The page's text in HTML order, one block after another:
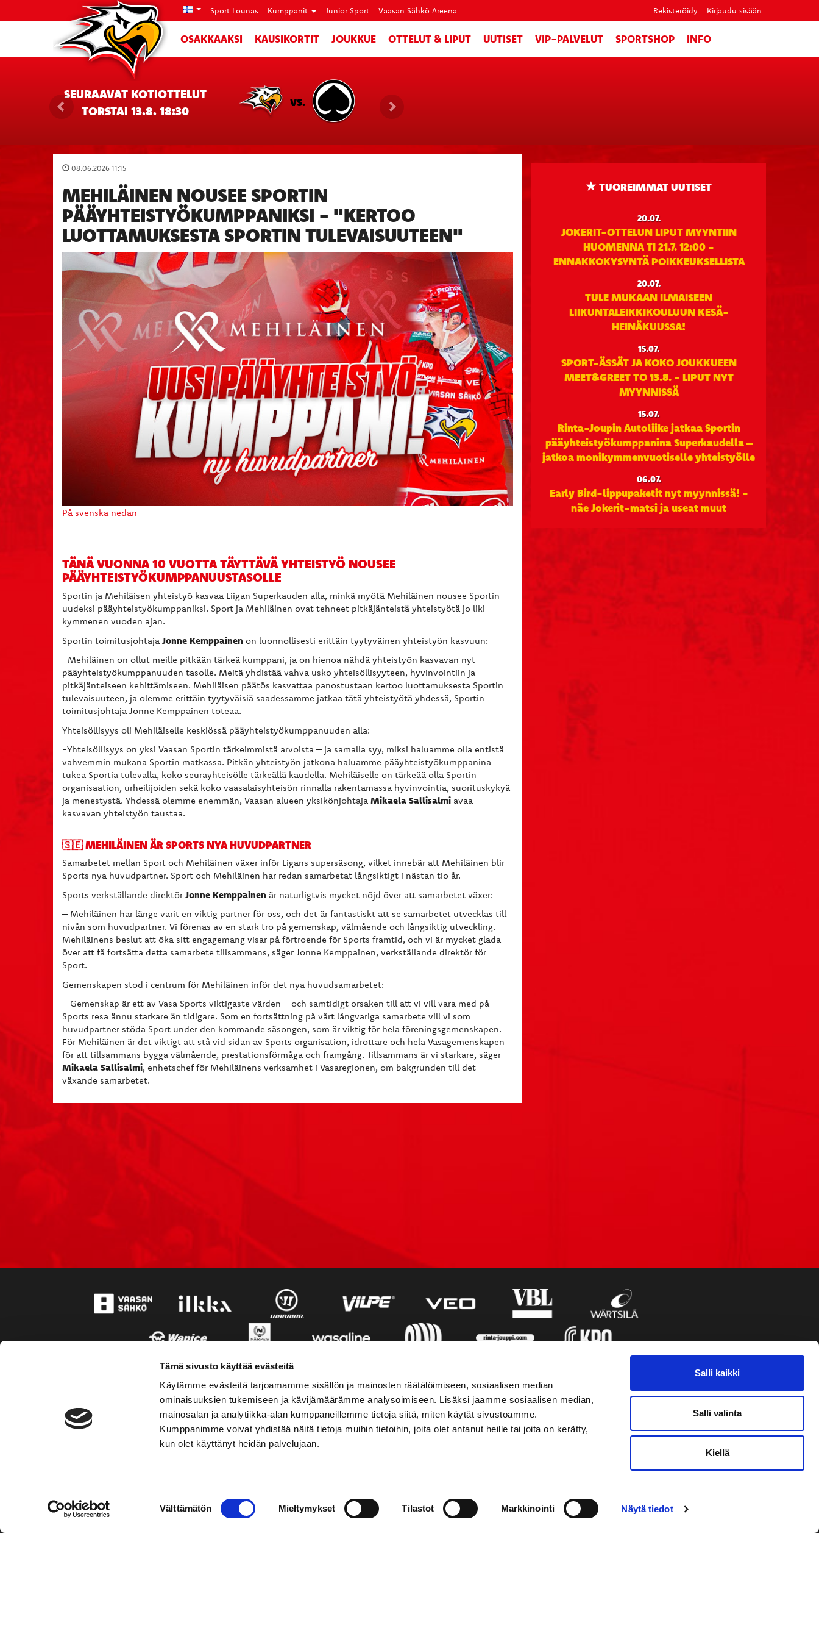
Tämä sivusto käyttää evästeitä
Käytämme evästeitä tarjoamamme sisällön ja mainosten räätälöimiseen, sosiaalisen median
ominaisuuksien tukemiseen ja kävijämäärämme analysoimiseen. Lisäksi jaamme sosiaalisen median,
mainosalan ja analytiikka-alan kumppaneillemme tietoja siitä, miten käytät sivustoamme.
Kumppanimme voivat yhdistää näitä tietoja muihin tietoihin, joita olet antanut heille tai joita on kerätty,
kun olet käyttänyt heidän palvelujaan.
Välttämätön Mieltymykset Tilastot Markkinointi Näytä tiedot
Salli kaikki
Salli valinta
Kiellä
Sport Lounas Kumppanit Junior Sport Vaasan Sähkö Areena Rekisteröidy Kirjaudu sisään
OSAKKAAKSI KAUSIKORTIT JOUKKUE OTTELUT & LIPUT UUTISET VIP-PALVELUT SPORTSHOP INFO
SEURAAVAT KOTIOTTELUT
TORSTAI 13.8. 18:30
VS.
08.06.2026 11:15
MEHILÄINEN NOUSEE SPORTIN
PÄÄYHTEISTYÖKUMPPANIKSI - "KERTOO
LUOTTAMUKSESTA SPORTIN TULEVAISUUTEEN"
På svenska nedan
TÄNÄ VUONNA 10 VUOTTA TÄYTTÄVÄ YHTEISTYÖ NOUSEE
PÄÄYHTEISTYÖKUMPPANUUSTASOLLE
Sportin ja Mehiläisen yhteistyö kasvaa Liigan Superkauden alla, minkä myötä Mehiläinen nousee Sportin
uudeksi pääyhteistyökumppaniksi. Sport ja Mehiläinen ovat tehneet pitkäjänteistä yhteistyötä jo liki
kymmenen vuoden ajan.
Sportin toimitusjohtaja Jonne Kemppainen on luonnollisesti erittäin tyytyväinen yhteistyön kasvuun:
-Mehiläinen on ollut meille pitkään tärkeä kumppani, ja on hienoa nähdä yhteistyön kasvavan nyt
pääyhteistyökumppanuuden tasolle. Meitä yhdistää vahva usko yhteisöllisyyteen, hyvinvointiin ja
pitkäjänteiseen kehittämiseen. Mehiläisen päätös kasvattaa panostustaan kertoo luottamuksesta Sportin
tulevaisuuteen, ja olemme erittäin tyytyväisiä saadessamme jatkaa tätä yhteistyötä yhdessä, Sportin
toimitusjohtaja Jonne Kemppainen toteaa.
Yhteisöllisyys oli Mehiläiselle keskiössä pääyhteistyökumppanuuden alla:
-Yhteisöllisyys on yksi Vaasan Sportin tärkeimmistä arvoista – ja samalla syy, miksi haluamme olla entistä
vahvemmin mukana Sportin matkassa. Pitkän yhteistyön jatkona haluamme pääyhteistyökumppanina
tukea Sportia tulevalla, koko seurayhteisölle tärkeällä kaudella. Mehiläiselle on tärkeää olla Sportin
organisaation, urheilijoiden sekä koko vaasalaisyhteisön rinnalla rakentamassa hyvinvointia, suorituskykyä
ja menestystä. Yhdessä olemme enemmän, Vaasan alueen yksikönjohtaja Mikaela Sallisalmi avaa
kasvavan yhteistyön taustaa.
🇸🇪 MEHILÄINEN ÄR SPORTS NYA HUVUDPARTNER
Samarbetet mellan Sport och Mehiläinen växer inför Ligans supersäsong, vilket innebär att Mehiläinen blir
Sports nya huvudpartner. Sport och Mehiläinen har redan samarbetat långsiktigt i nästan tio år.
Sports verkställande direktör Jonne Kemppainen är naturligtvis mycket nöjd över att samarbetet växer:
– Mehiläinen har länge varit en viktig partner för oss, och det är fantastiskt att se samarbetet utvecklas till
nivån som huvudpartner. Vi förenas av en stark tro på gemenskap, välmående och långsiktig utveckling.
Mehiläinens beslut att öka sitt engagemang visar på förtroende för Sports framtid, och vi är mycket glada
över att få fortsätta detta samarbete tillsammans, säger Jonne Kemppainen, verkställande direktör för
Sport.
Gemenskapen stod i centrum för Mehiläinen inför det nya huvudsamarbetet:
– Gemenskap är ett av Vasa Sports viktigaste värden – och samtidigt orsaken till att vi vill vara med på
Sports resa ännu starkare än tidigare. Som en fortsättning på vårt långvariga samarbete vill vi som
huvudpartner stöda Sport under den kommande säsongen, som är viktig för hela föreningsgemenskapen.
För Mehiläinen är det viktigt att stå vid sidan av Sports organisation, idrottare och hela Vasagemenskapen
för att tillsammans bygga välmående, prestationsförmåga och framgång. Tillsammans är vi starkare, säger
Mikaela Sallisalmi, enhetschef för Mehiläinens verksamhet i Vasaregionen, om bakgrunden till det
växande samarbetet.
TUOREIMMAT UUTISET
20.07.
JOKERIT-OTTELUN LIPUT MYYNTIIN
HUOMENNA TI 21.7. 12:00 -
ENNAKKOKYSYNTÄ POIKKEUKSELLISTA
20.07.
TULE MUKAAN ILMAISEEN
LIIKUNTALEIKKIKOULUUN KESÄ-
HEINÄKUUSSA!
15.07.
SPORT-ÄSSÄT JA KOKO JOUKKUEEN
MEET&GREET TO 13.8. - LIPUT NYT
MYYNNISSÄ
15.07.
Rinta-Joupin Autoliike jatkaa Sportin
pääyhteistyökumppanina Superkaudella –
jatkoa monikymmenvuotiselle yhteistyölle
06.07.
Early Bird-lippupaketit nyt myynnissä! -
näe Jokerit-matsi ja useat muut
Hockey-Team Vaasan Sport Oy
YHTEYSTIEDOT
Puh: 02 01 555 600
sportshop@vaasansport.fi
SOSIAALINEN MEDIA
facebook
VAASAN SPORT UUTISKIRJE